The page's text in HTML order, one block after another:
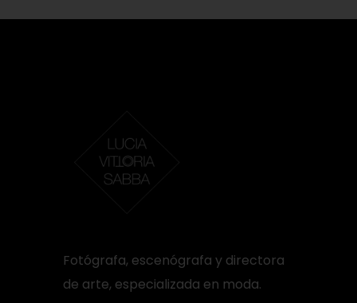
Fotógrafa, escenógrafa y directora
de arte, especializada en moda.